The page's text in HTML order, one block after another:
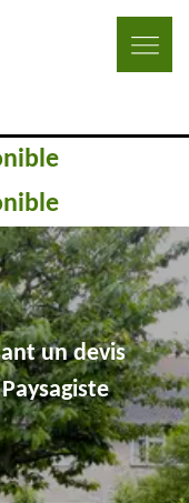
un devis